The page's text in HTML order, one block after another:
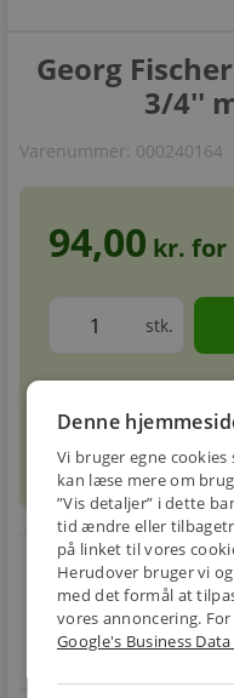
Georg
3/4''
Varenummer: 000240164
94,00 kr. for
stk.
sell Prismatchinfo
E-MÆRKET
Handle trygt hos
os
Denne
Vi bruger egne
kan læse mere om
”Vis detaljer” i dette
tid ændre eller
på linket til vores
Herudover bruger vi
med det formål at
vores annoncering.
Google's Business